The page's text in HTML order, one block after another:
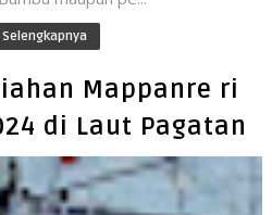
Mappanre ri
di Laut Pagatan